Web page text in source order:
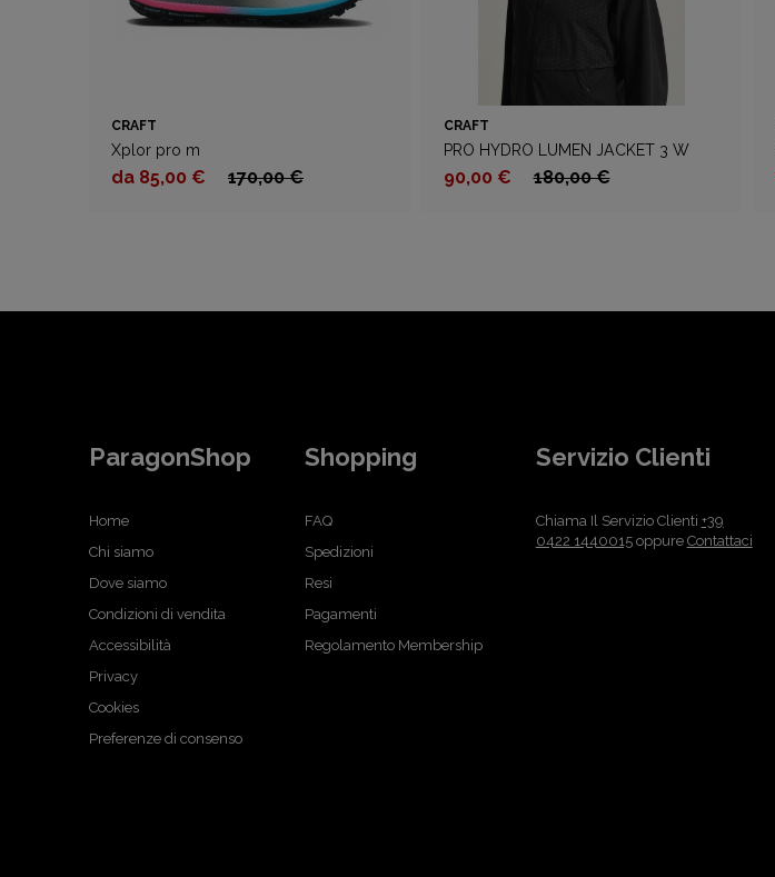
CRAFT
Xplor pro m
da 85,00 € 170,00 €
CRAFT
PRO HYDRO LUMEN JACKET 3 W
90,00 € 180,00 €
ParagonShop
Home
Chi siamo
Dove siamo
Condizioni di vendita
Accessibilità
Privacy
Cookies
Preferenze di consenso
Shopping
FAQ
Spedizioni
Resi
Pagamenti
Regolamento Membership
Servizio Clienti
Chiama Il Servizio Clienti +39
0422 1440015oppure Contattaci